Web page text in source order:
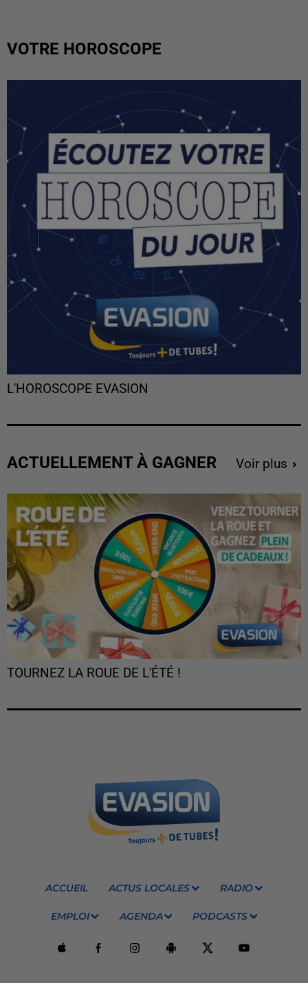
VOTRE HOROSCOPE
L'HOROSCOPE EVASION
ACTUELLEMENT À GAGNER Voir plus
TOURNEZ LA ROUE DE L'ÉTÉ !
ACCUEIL ACTUS LOCALES RADIO
EMPLOI AGENDA PODCASTS